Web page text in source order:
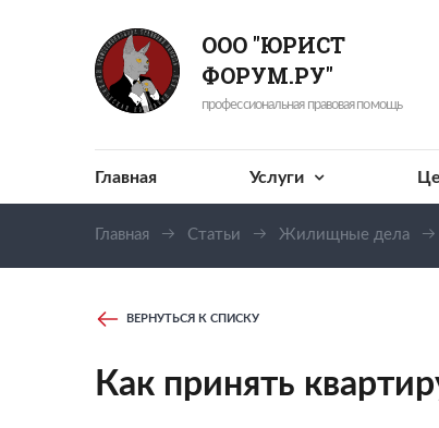
ООО "ЮРИСТ
ФОРУМ.РУ"
профессиональная правовая помощь
Главная Услуги
Главная Статьи Жилищные дела
ВЕРНУТЬСЯ К СПИСКУ
Как принять